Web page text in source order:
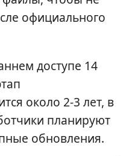
официального
доступе 14
около 2-3 лет, в
планируют
обновления.